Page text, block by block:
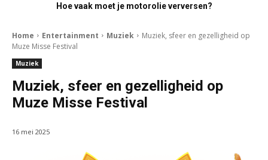
Hoe vaak moet je motorolie verversen?
Home Entertainment Muziek
Muziek, sfeer en gezelligheid op
Muze Misse Festival
Muziek
Muziek, sfeer en gezelligheid op
Muze Misse Festival
16 mei 2025